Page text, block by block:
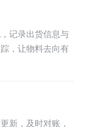
记录出货信息与
，让物料去向有
新，及时对账，